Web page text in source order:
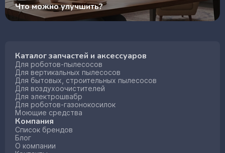
Что можно улучшить?
Каталог запчастей и аксессуаров
Для роботов-пылесосов
Для вертикальных пылесосов
Для бытовых, строительных пылесосов
Для воздухоочистителей
Для электрошвабр
Для роботов-газонокосилок
Моющие средства
Компания
Список брендов
Блог
О компании